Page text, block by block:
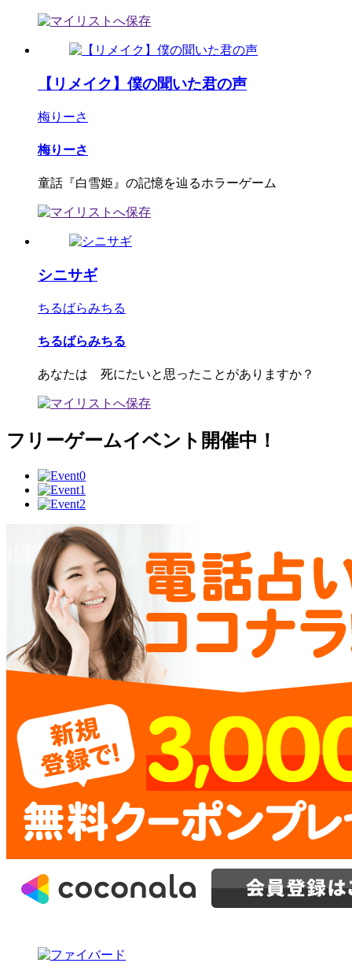
【リメイク】僕の聞いた君の声
梅りーさ
梅りーさ
童話『白雪姫』の記憶を辿るホラーゲーム
シニサギ
ちるばらみちる
ちるばらみちる
あなたは 死にたいと思ったことがありますか？
フリーゲームイベント開催中！